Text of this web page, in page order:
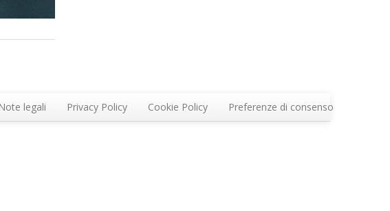
legali Privacy Policy Cookie Policy Preferenze di consenso